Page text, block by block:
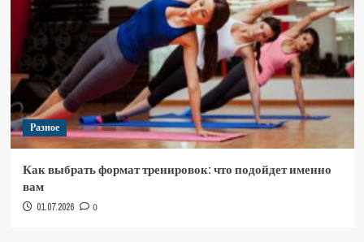
Разное
Как выбрать формат тренировок: что подойдет именно
вам
01.07.2026 0